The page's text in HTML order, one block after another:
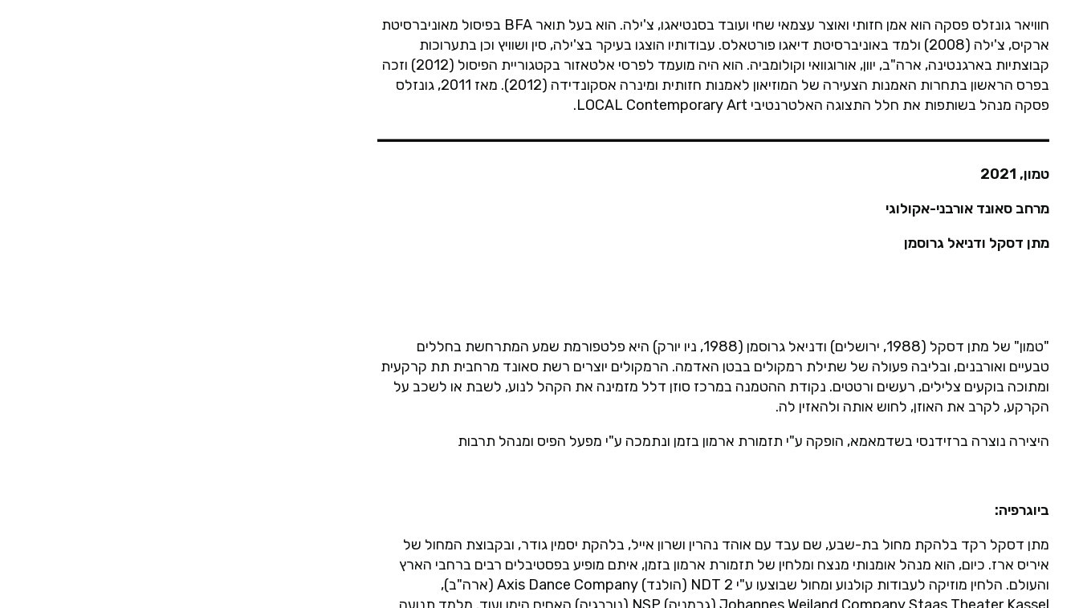
חוויאר גונזלס פסקה הוא אמן חזותי ואוצר עצמאי שחי ועובד בסנטיאגו, צ'ילה. הוא בעל תואר BFA בפיסול מאוניברסיטת
ארקיס, צ'ילה (2008) ולמד באוניברסיטת דיאגו פורטאלס. עבודותיו הוצגו בעיקר בצ'ילה, סין ושוויץ וכן בתערוכות
קבוצתיות בארגנטינה, ארה"ב, יוון, אורוגוואי וקולומביה. הוא היה מועמד לפרסי אלטאזור בקטגוריית הפיסול (2012) וזכה
בפרס הראשון בתחרות האמנות הצעירה של המוזיאון לאמנות חזותית ומינרה אסקונדידה (2012). מאז 2011, גונזלס
פסקה מנהל בשותפות את חלל התצוגה האלטרנטיבי LOCAL Contemporary Art.
טמון, 2021
מרחב סאונד אורבני-אקולוגי
מתן דסקל ודניאל גרוסמן
"טמון" של מתן דסקל (1988, ירושלים) ודניאל גרוסמן (1988, ניו יורק) היא פלטפורמת שמע המתרחשת בחללים
טבעיים ואורבנים, ובליבה פעולה של שתילת רמקולים בבטן האדמה. הרמקולים יוצרים רשת סאונד מרחבית תת קרקעית
ומתוכה בוקעים צלילים, רעשים ורטטים. נקודת ההטמנה במרכז סוזן דלל מזמינה את הקהל לנוע, לשבת או לשכב על
הקרקע, לקרב את האוזן, לחוש אותה ולהאזין לה.
היצירה נוצרה ברזידנסי בשדמאמא, הופקה ע"י תזמורת ארמון בזמן ונתמכה ע"י מפעל הפיס ומנהל תרבות
ביוגרפיה:
מתן דסקל רקד בלהקת מחול בת-שבע, שם עבד עם אוהד נהרין ושרון אייל, בלהקת יסמין גודר, ובקבוצת המחול של
איריס ארז. כיום, הוא מנהל אומנותי מנצח ומלחין של תזמורת ארמון בזמן, איתם מופיע בפסטיבלים רבים ברחבי הארץ
והעולם. הלחין מוזיקה לעבודות קולנוע ומחול שבוצעו ע"י NDT 2 (הולנד) Axis Dance Company (ארה"ב),